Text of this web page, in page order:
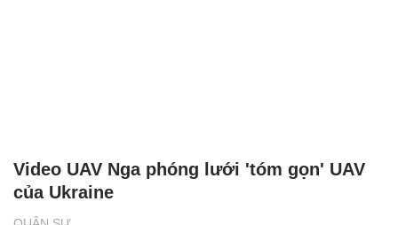
Video UAV Nga phóng lưới 'tóm gọn' UAV
của Ukraine